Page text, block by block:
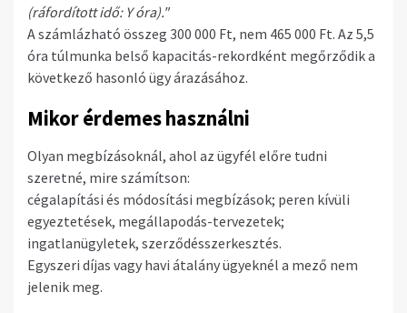
(ráfordított idő: Y óra)."
A számlázható összeg 300 000 Ft, nem 465 000 Ft. Az 5,5
óra túlmunka belső kapacitás-rekordként megőrződik a
következő hasonló ügy árazásához.
Mikor érdemes használni
Olyan megbízásoknál, ahol az ügyfél előre tudni
szeretné, mire számítson:
cégalapítási és módosítási megbízások; peren kívüli
egyeztetések, megállapodás-tervezetek;
ingatlanügyletek, szerződésszerkesztés.
Egyszeri díjas vagy havi átalány ügyeknél a mező nem
jelenik meg.